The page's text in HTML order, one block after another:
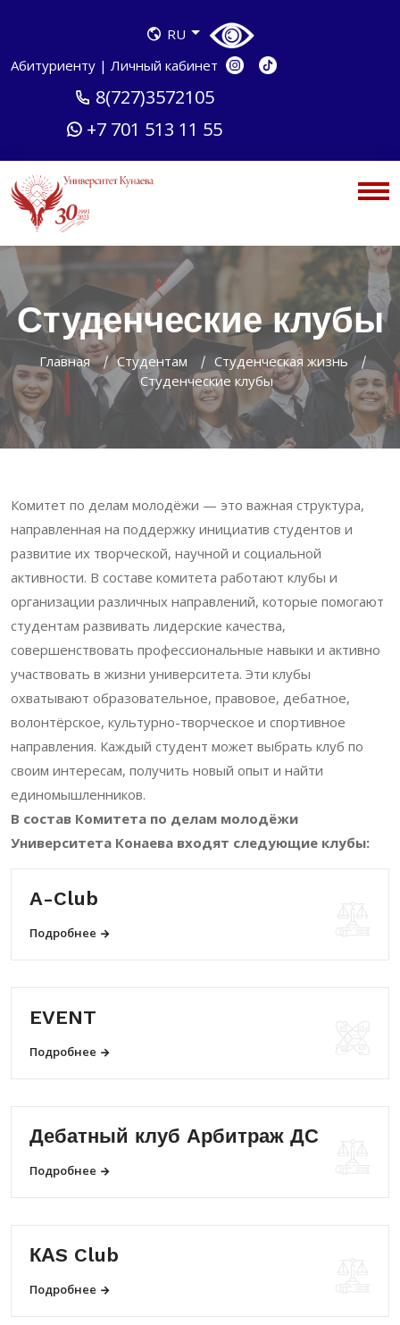
RU
Абитуриенту | Личный кабинет
8(727)3572105
+7 701 513 11 55
Студенческие клубы
Главная Студентам
Студенческая жизнь
Студенческие клубы
Комитет по делам молодёжи — это важная структура,
направленная на поддержку инициатив студентов и
развитие их творческой, научной и социальной
активности. В составе комитета работают клубы и
организации различных направлений, которые помогают
студентам развивать лидерские качества,
совершенствовать профессиональные навыки и активно
участвовать в жизни университета. Эти клубы
охватывают образовательное, правовое, дебатное,
волонтёрское, культурно-творческое и спортивное
направления. Каждый студент может выбрать клуб по
своим интересам, получить новый опыт и найти
единомышленников.
В состав Комитета по делам молодёжи
Университета Конаева входят следующие клубы:
A-Club
Подробнее
EVENT
Подробнее
Дебатный клуб Арбитраж ДС
Подробнее
КАS Club
Подробнее